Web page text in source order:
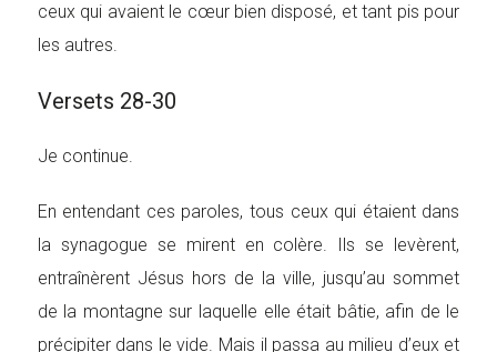
ceux qui avaient le cœur bien disposé, et tant pis pour
les autres.
Versets 28-30
Je continue.
En entendant ces paroles, tous ceux qui étaient dans
la synagogue se mirent en colère. Ils se levèrent,
entraînèrent Jésus hors de la ville, jusqu’au sommet
de la montagne sur laquelle elle était bâtie, afin de le
précipiter dans le vide. Mais il passa au milieu d’eux et